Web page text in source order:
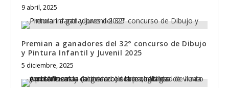
9 abril, 2025
Premian a ganadores del 32° concurso de Dibujo
y Pintura Infantil y Juvenil 2025
5 diciembre, 2025